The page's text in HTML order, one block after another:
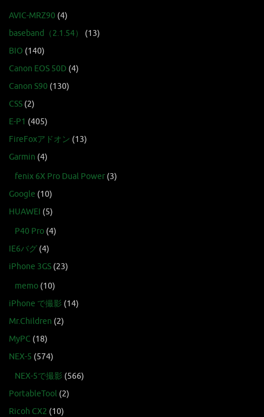
AVIC-MRZ90 (4)
baseband（2.1.54）
(13)
BIO (140)
Canon EOS 50D (4)
Canon S90 (130)
CSS (2)
E-P1 (405)
FireFoxアドオン (13)
Garmin (4)
fenix 6X Pro Dual Power (3)
Google (10)
HUAWEI (5)
P40 Pro (4)
IE6バグ (4)
iPhone 3GS (23)
memo (10)
iPhone で撮影 (14)
Mr.Children (2)
MyPC (18)
NEX-5 (574)
NEX-5で撮影 (566)
PortableTool (2)
Ricoh CX2 (10)